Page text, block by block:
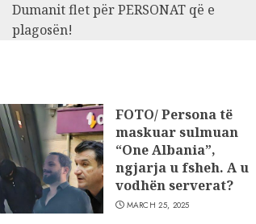
Dumanit flet për PERSONAT që e
plagosën!
FOTO/ Persona të
maskuar sulmuan
“One Albania”,
ngjarja u fsheh. A u
vodhën serverat?
MARCH 25, 2025